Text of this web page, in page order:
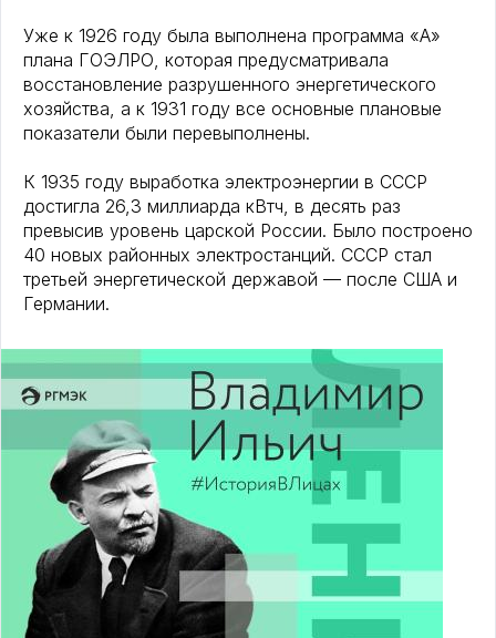
Уже к 1926 году была выполнена программа «А»
плана ГОЭЛРО, которая предусматривала
восстановление разрушенного энергетического
хозяйства, а к 1931 году все основные плановые
показатели были перевыполнены.
К 1935 году выработка электроэнергии в СССР
достигла 26,3 миллиарда кВтч, в десять раз
превысив уровень царской России. Было построено
40 новых районных электростанций. СССР стал
третьей энергетической державой — после США и
Германии.